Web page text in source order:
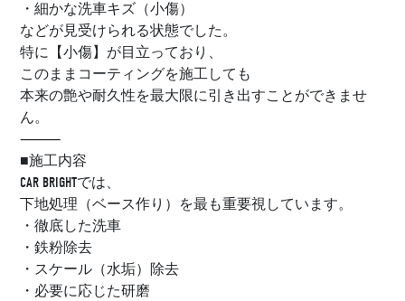
・細かな洗車キズ（小傷）
などが見受けられる状態でした。
特に【小傷】が目立っており、
このままコーティングを施工しても
本来の艶や耐久性を最大限に引き出すことができませ
ん。
⸻
■施工内容
CAR BRIGHTでは、
下地処理（ベース作り）を最も重要視しています。
・徹底した洗車
・鉄粉除去
・スケール（水垢）除去
・必要に応じた研磨